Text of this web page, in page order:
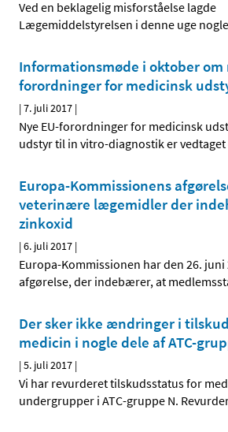
Ved en beklagelig misforståelse lagde
Lægemiddelstyrelsen i denne uge nogle
Informationsmøde i oktober om
forordninger for medicinsk
|7. juli 2017 |
Nye EU-forordninger for medicinsk
udstyr til in vitro-diagnostik er vedtaget
Europa-Kommissionens
veterinære lægemidler der
zinkoxid
|6. juli 2017 |
Europa-Kommissionen har den 26. juni
afgørelse, der indebærer, at
Der sker ikke ændringer i
medicin i nogle dele af ATC-
|5. juli 2017 |
Vi har revurderet tilskudsstatus for
undergrupper i ATC-gruppe N.